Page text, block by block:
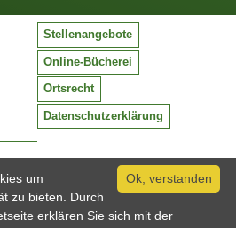
/ 409-0
Stellenangebote
Online-Bücherei
Ortsrecht
Datenschutzerklärung
Ok, verstanden
um
zu bieten. Durch
erklären Sie sich mit der